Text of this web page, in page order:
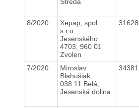
8/2020
Xepap, spol.
s.r.o
Jesenského
4703, 960 01
Zvolen
7/2020
Miroslav
Blahušiak
038 11 Belá,
Jesenská dolina